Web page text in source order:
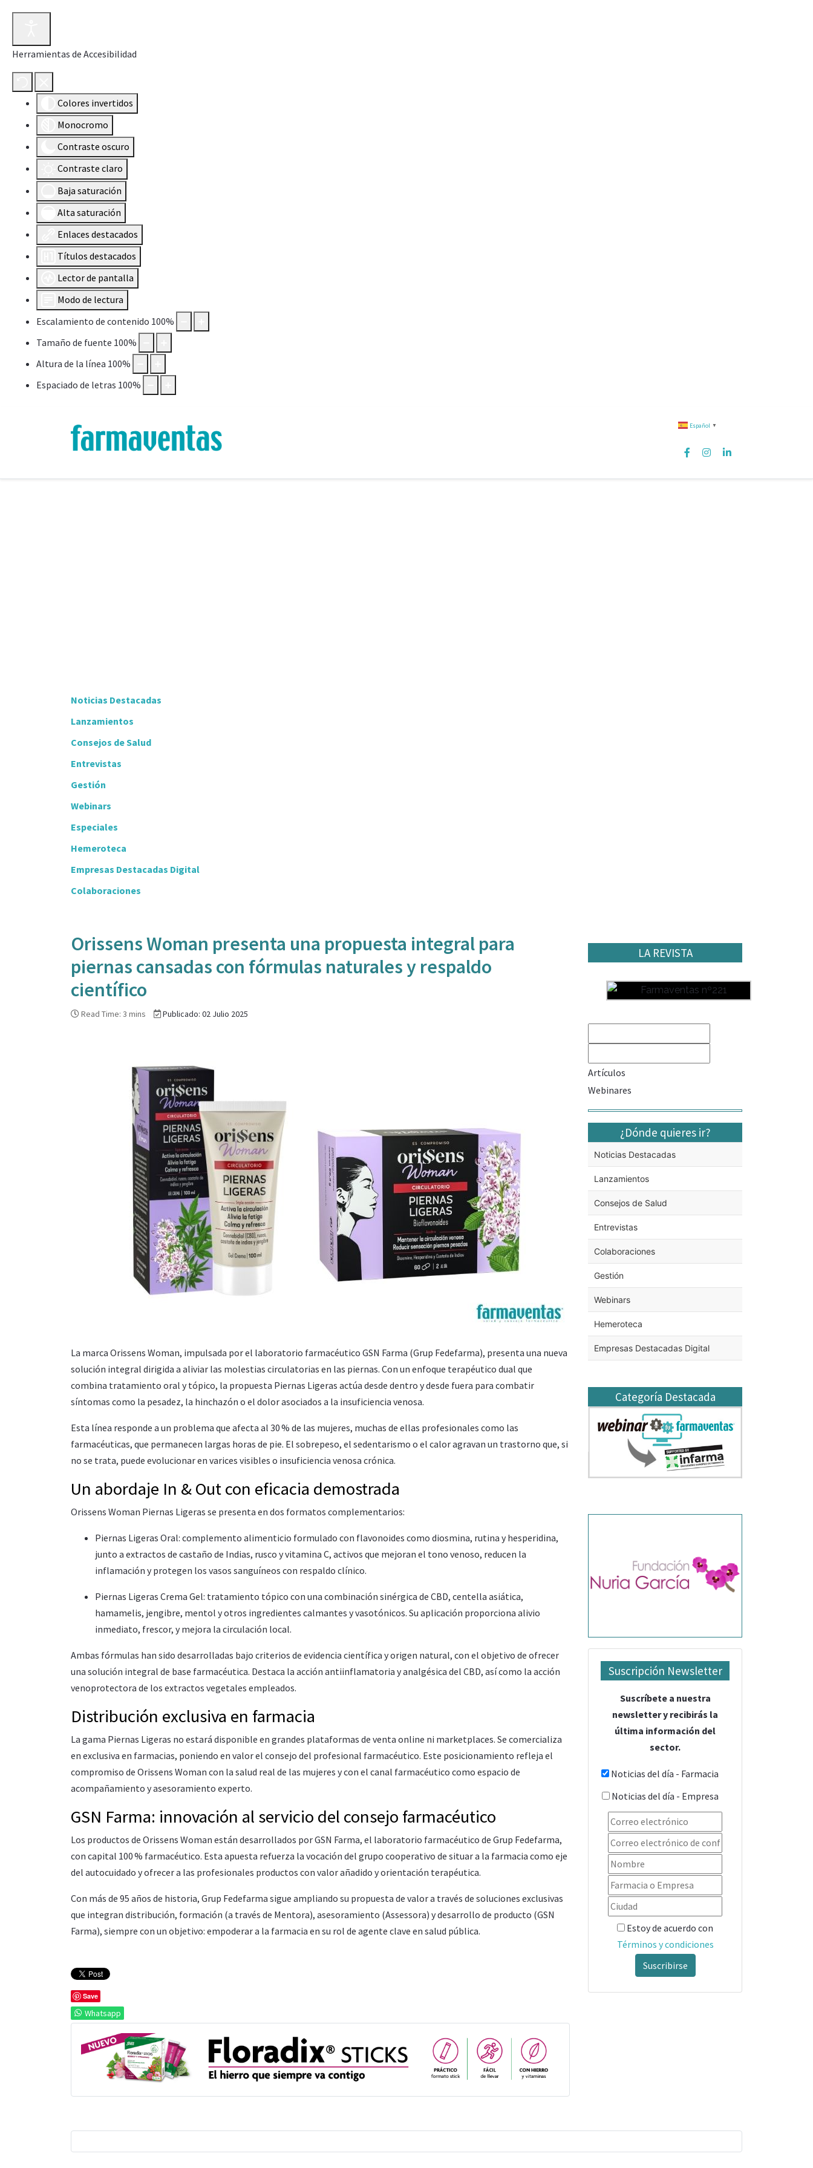
Herramientas de Accesibilidad
Colores invertidos
Monocromo
Contraste oscuro
Contraste claro
Baja saturación
Alta saturación
Enlaces destacados
Títulos destacados
Lector de pantalla
Modo de lectura
Escalamiento de contenido 100%
Tamaño de fuente 100%
Altura de la línea 100%
Espaciado de letras 100%
Español ▼
Noticias Destacadas
Lanzamientos
Consejos de Salud
Entrevistas
Gestión
Webinars
Especiales
Hemeroteca
Empresas Destacadas Digital
Colaboraciones
Orissens Woman presenta una propuesta integral para
piernas cansadas con fórmulas naturales y respaldo
científico
Read Time: 3 mins Publicado: 02 Julio 2025
La marca Orissens Woman, impulsada por el laboratorio farmacéutico GSN Farma (Grup Fedefarma), presenta una nueva
solución integral dirigida a aliviar las molestias circulatorias en las piernas. Con un enfoque terapéutico dual que
combina tratamiento oral y tópico, la propuesta Piernas Ligeras actúa desde dentro y desde fuera para combatir
síntomas como la pesadez, la hinchazón o el dolor asociados a la insuficiencia venosa.
Esta línea responde a un problema que afecta al 30 % de las mujeres, muchas de ellas profesionales como las
farmacéuticas, que permanecen largas horas de pie. El sobrepeso, el sedentarismo o el calor agravan un trastorno que, si
no se trata, puede evolucionar en varices visibles o insuficiencia venosa crónica.
Un abordaje In & Out con eficacia demostrada
Orissens Woman Piernas Ligeras se presenta en dos formatos complementarios:
Piernas Ligeras Oral: complemento alimenticio formulado con flavonoides como diosmina, rutina y hesperidina,
junto a extractos de castaño de Indias, rusco y vitamina C, activos que mejoran el tono venoso, reducen la
inflamación y protegen los vasos sanguíneos con respaldo clínico.
Piernas Ligeras Crema Gel: tratamiento tópico con una combinación sinérgica de CBD, centella asiática,
hamamelis, jengibre, mentol y otros ingredientes calmantes y vasotónicos. Su aplicación proporciona alivio
inmediato, frescor, y mejora la circulación local.
Ambas fórmulas han sido desarrolladas bajo criterios de evidencia científica y origen natural, con el objetivo de ofrecer
una solución integral de base farmacéutica. Destaca la acción antiinflamatoria y analgésica del CBD, así como la acción
venoprotectora de los extractos vegetales empleados.
Distribución exclusiva en farmacia
La gama Piernas Ligeras no estará disponible en grandes plataformas de venta online ni marketplaces. Se comercializa
en exclusiva en farmacias, poniendo en valor el consejo del profesional farmacéutico. Este posicionamiento refleja el
compromiso de Orissens Woman con la salud real de las mujeres y con el canal farmacéutico como espacio de
acompañamiento y asesoramiento experto.
GSN Farma: innovación al servicio del consejo farmacéutico
Los productos de Orissens Woman están desarrollados por GSN Farma, el laboratorio farmacéutico de Grup Fedefarma,
con capital 100 % farmacéutico. Esta apuesta refuerza la vocación del grupo cooperativo de situar a la farmacia como eje
del autocuidado y ofrecer a las profesionales productos con valor añadido y orientación terapéutica.
Con más de 95 años de historia, Grup Fedefarma sigue ampliando su propuesta de valor a través de soluciones exclusivas
que integran distribución, formación (a través de Mentora), asesoramiento (Assessora) y desarrollo de producto (GSN
Farma), siempre con un objetivo: empoderar a la farmacia en su rol de agente clave en salud pública.
Save
Whatsapp
LA REVISTA
Artículos
Webinares
¿Dónde quieres ir?
Noticias Destacadas
Lanzamientos
Consejos de Salud
Entrevistas
Colaboraciones
Gestión
Webinars
Hemeroteca
Empresas Destacadas Digital
Categoría Destacada
Suscripción Newsletter
Suscríbete a nuestra
newsletter y recibirás la
última información del
sector.
Noticias del día - Farmacia
Noticias del día - Empresa
Estoy de acuerdo con
Términos y condiciones
Suscribirse